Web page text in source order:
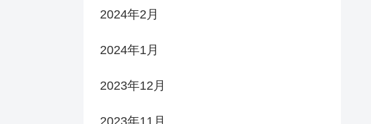
2024年2月
2024年1月
2023年12月
2023年11月